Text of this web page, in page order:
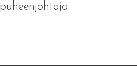
puheenjohtaja